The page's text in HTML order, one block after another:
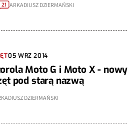
21 ARKADIUSZ DZIERMAŃSKI
05 WRZ 2014
Moto G i Moto X - nowy
pod starą nazwą
DZIERMAŃSKI